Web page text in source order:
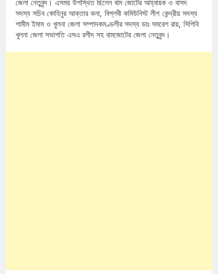
জেলা নেতৃবৃন্দ। এসময় উপস্থিত ছিলেন বাম জোটের আহ্বায়ক ও বাসদ
সদস্য সচিব কোহিনুর আক্তার কনা, বিপ্লবী কমিউনিস্ট লীগ কেন্দ্রীয় সদস্য
শামীম ইমাম ও খুলনা জেলা সম্পাদকমণ্ডলীর সদস্য ডাঃ সমরেশ রায়, সিপিবি
খুলনা জেলা সভাপতি এসএ রশীদ সহ বামজোটের জেলা নেতৃবৃন্দ।